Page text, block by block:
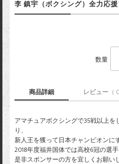
李 鎮宇（ボクシング）全力応
数量
商品詳細 レビュー （
アマチュアボクシングで35戦以上を
り、
新人王を獲って日本チャンピオンに
2018年度福井国体では高校6冠の選
是非スポンサーの方を宜しくお願い